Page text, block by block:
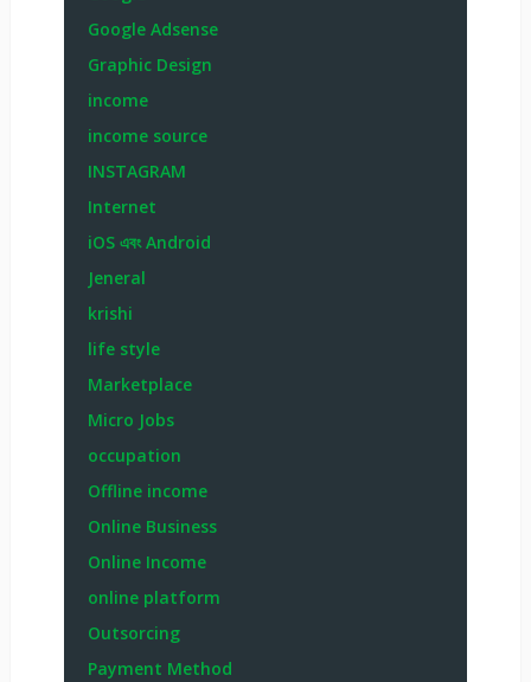
Google Adsense
Graphic Design
income
income source
INSTAGRAM
Internet
iOS এবং Android
Jeneral
krishi
life style
Marketplace
Micro Jobs
occupation
Offline income
Online Business
Online Income
online platform
Outsorcing
Payment Method